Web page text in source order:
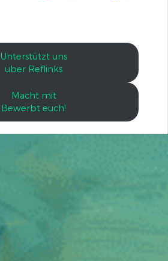
Unterstützt uns
über Reflinks
Macht mit
Bewerbt euch!